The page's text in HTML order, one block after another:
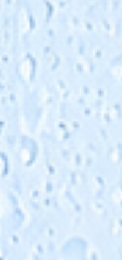
werden soll.
Enthärtungsanlage in
oder ergänzen.
Prüfung der
Anlagenparameter.
als flüssiges